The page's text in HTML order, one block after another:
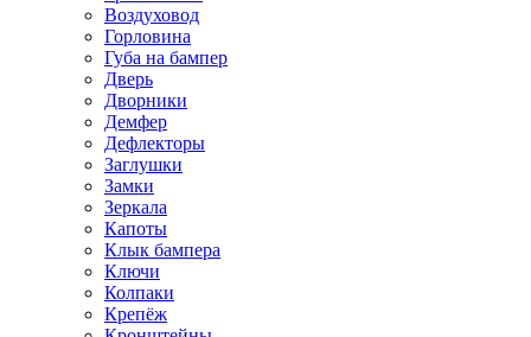
Воздуховод
Горловина
Губа на бампер
Дверь
Дворники
Демфер
Дефлекторы
Заглушки
Замки
Зеркала
Капоты
Клык бампера
Ключи
Колпаки
Крепёж